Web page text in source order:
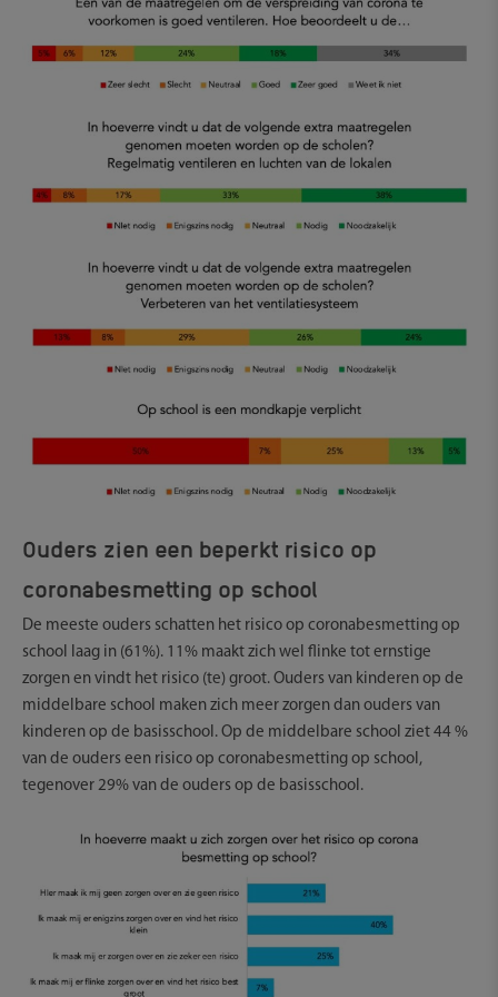
Ouders zien een beperkt risico op
coronabesmetting op school
De meeste ouders schatten het risico op coronabesmetting op
school laag in (61%). 11% maakt zich wel flinke tot ernstige
zorgen en vindt het risico (te) groot. Ouders van kinderen op de
middelbare school maken zich meer zorgen dan ouders van
kinderen op de basisschool. Op de middelbare school ziet 44 %
van de ouders een risico op coronabesmetting op school,
tegenover 29% van de ouders op de basisschool.